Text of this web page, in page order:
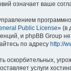
означает ваше
Public License» (в
и phpBB Group
по адресу http://
оскорбительных,
услуги